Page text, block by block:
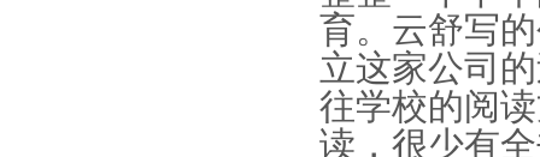
育。云舒写
立这家公司
往学校的阅
读，很少有